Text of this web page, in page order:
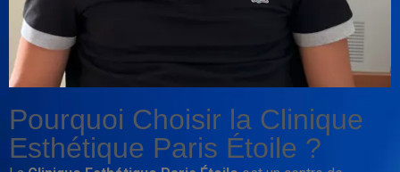
Pourquoi Choisir la Clinique
Esthétique Paris Étoile ?